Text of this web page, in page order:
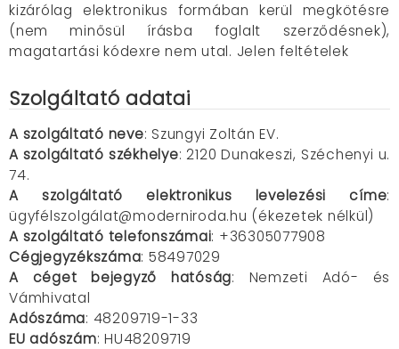
kizárólag elektronikus formában kerül megkötésre
(nem minősül írásba foglalt szerződésnek),
magatartási kódexre nem utal. Jelen feltételek
Szolgáltató adatai
A szolgáltató neve: Szungyi Zoltán EV.
A szolgáltató székhelye: 2120 Dunakeszi, Széchenyi u.
74.
A szolgáltató elektronikus levelezési címe:
ügyfélszolgálat@moderniroda.hu (ékezetek nélkül)
A szolgáltató telefonszámai: +36305077908
Cégjegyzékszáma: 58497029
A céget bejegyző hatóság: Nemzeti Adó- és
Vámhivatal
Adószáma: 48209719-1-33
EU adószám: HU48209719